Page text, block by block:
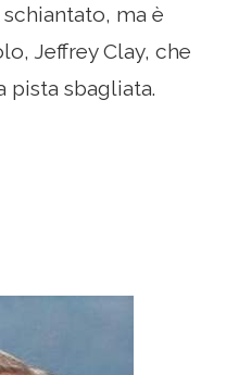
ma è
Jeffrey Clay, che
pista sbagliata.